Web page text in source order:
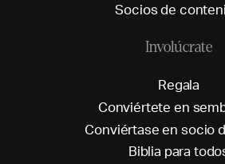
Socios de conteni
Involúcrate
Regala
Conviértete en sem
Conviértase en sociod
Biblia para todo